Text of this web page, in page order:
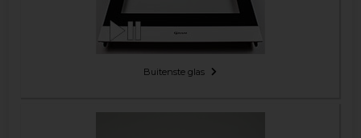
Buitenste glas